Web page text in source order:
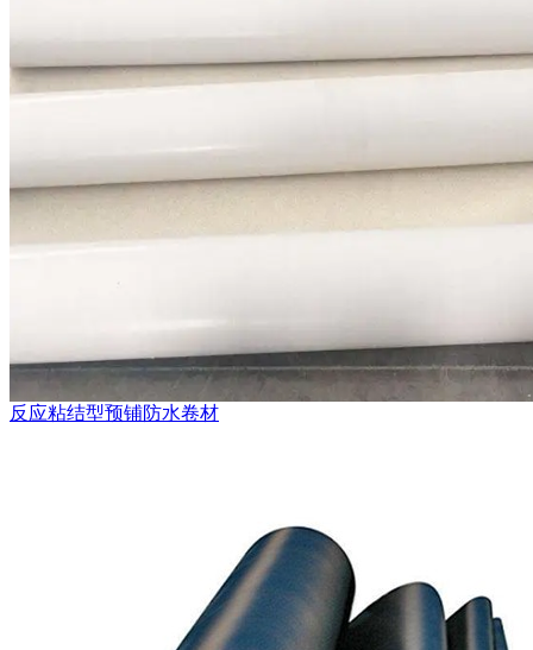
反应粘结型预铺防水卷材